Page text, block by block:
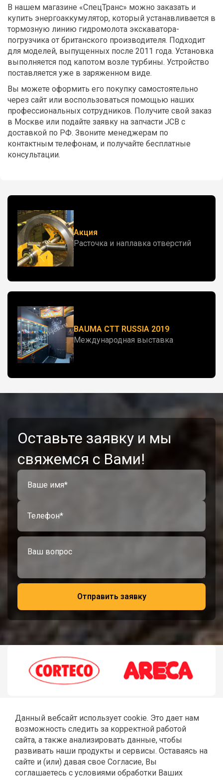
Данный вебсайт использует cookie. Это дает нам
возможность следить за корректной работой
сайта, а также анализировать данные, чтобы
развивать наши продукты и сервисы. Оставаясь на
сайте и (или) давая свое Согласие, Вы
соглашаетесь с условиями обработки Ваших
В нашем магазине «СпецТранс» можно заказать и
купить энергоаккумулятор, который устанавливается в
тормозную линию гидромолота экскаватора-
погрузчика от британского производителя. Подходит
для моделей, выпущенных после 2011 года. Установка
выполняется под капотом возле турбины. Устройство
поставляется уже в заряженном виде.
Вы можете оформить его покупку самостоятельно
через сайт или воспользоваться помощью наших
профессиональных сотрудников. Получите свой заказ
в Москве или подайте заявку на запчасти JCB с
доставкой по РФ. Звоните менеджерам по
контактным телефонам, и получайте бесплатные
консультации.
Акция
Расточка и наплавка отверстий
BAUMA CTT RUSSIA 2019
Международная выставка
Оставьте заявку и мы
свяжемся с Вами!
Отправить заявку